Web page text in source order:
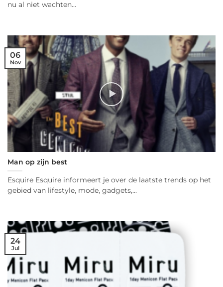
nu al niet wachten...
Man op zijn best
Esquire Esquire informeert je over de laatste trends op het
gebied van lifestyle, mode, gadgets,...
06
Nov
24
Jul